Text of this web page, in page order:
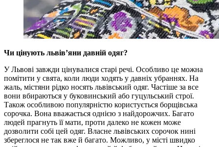
Чи цінують львів’яни давній одяг?
У Львові завжди цінувалися старі речі. Особливо це можна
помітити у свята, коли люди ходять у давніх убраннях. На
жаль, містяни рідко носять львівський одяг. Частіше за все
вони вбираються у буковинський або гуцульський строї.
Також особливою популярністю користується борщівська
сорочка. Вона вважається однією з найдорожчих. Багато
людей прагнуть її мати, проти далеко не кожен може
дозволити собі цей одяг. Власне львівських сорочок нині
збереглося не так вже й багато. Можливо, у місті швидко